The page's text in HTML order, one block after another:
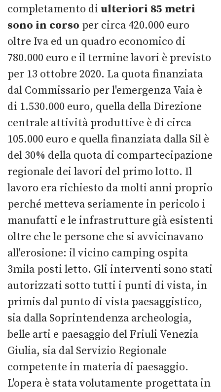
completamento di ulteriori 85 metri
sono in corso per circa 420.000 euro
oltre Iva ed un quadro economico di
780.000 euro e il termine lavori è previsto
per 13 ottobre 2020. La quota finanziata
dal Commissario per l'emergenza Vaia è
di 1.530.000 euro, quella della Direzione
centrale attività produttive è di circa
105.000 euro e quella finanziata dalla Sil è
del 30% della quota di compartecipazione
regionale dei lavori del primo lotto. Il
lavoro era richiesto da molti anni proprio
perché metteva seriamente in pericolo i
manufatti e le infrastrutture già esistenti
oltre che le persone che si avvicinavano
all'erosione: il vicino camping ospita
3mila posti letto. Gli interventi sono stati
autorizzati sotto tutti i punti di vista, in
primis dal punto di vista paesaggistico,
sia dalla Soprintendenza archeologia,
belle arti e paesaggio del Friuli Venezia
Giulia, sia dal Servizio Regionale
competente in materia di paesaggio.
L'opera è stata volutamente progettata in